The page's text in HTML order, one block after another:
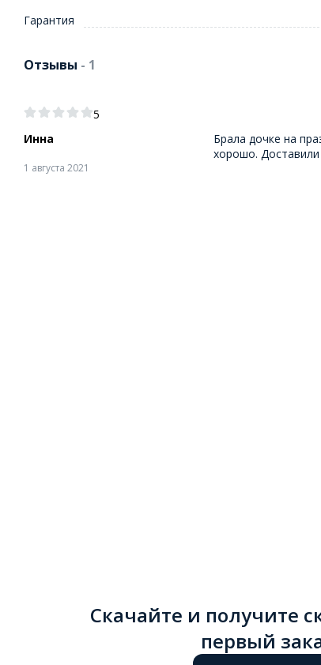
Гарантия
Отзывы - 1
5
Инна
1 августа 2021
Брала дочке на
хорошо.
Скачайте и получите
первый